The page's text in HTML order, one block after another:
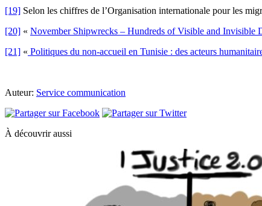
[19] Selon les chiffres de l’Organisation internationale pour les
[20] « November Shipwrecks – Hundreds of Visible and Invisible
[21] « Politiques du non-accueil en Tunisie : des acteurs
Auteur: Service communication
À découvrir aussi